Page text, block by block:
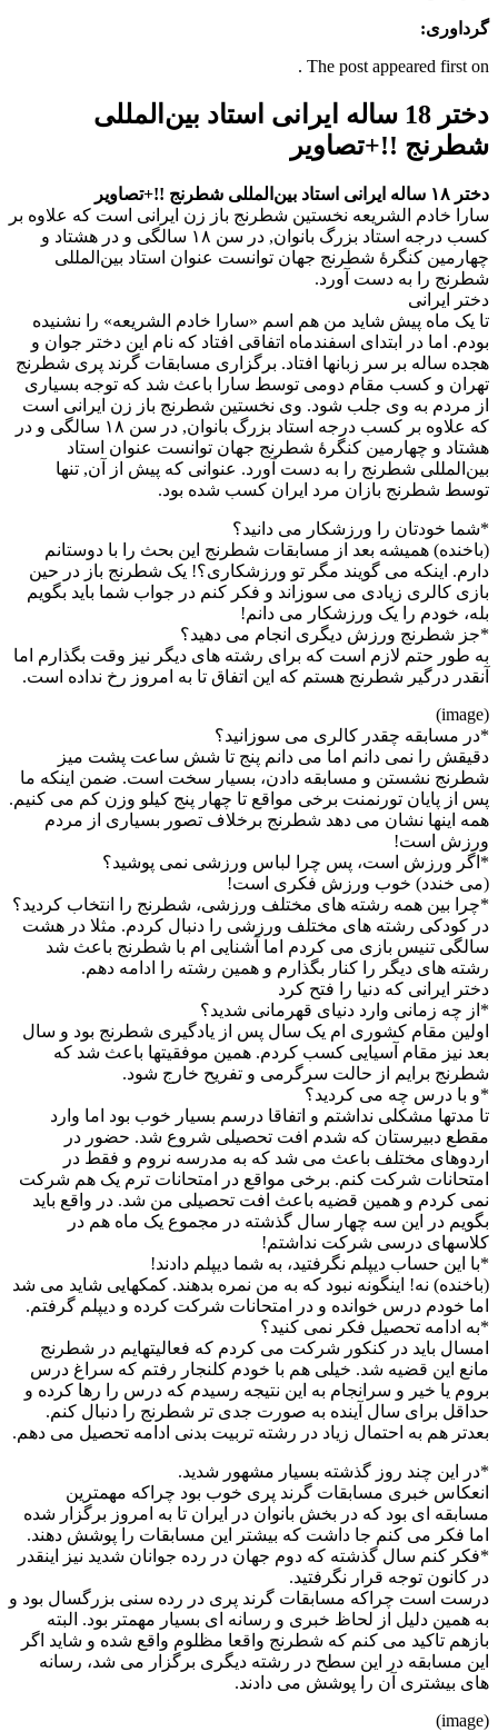
گرداوری:
The post appeared first on .
دختر 18 ساله ایرانی استاد بین‌المللی
شطرنج !!+تصاویر
دختر ۱۸ ساله ایرانی استاد بین‌المللی شطرنج !!+تصاویر
سارا خادم الشریعه نخستین شطرنج باز زن ایرانی است که علاوه بر
کسب درجه استاد بزرگ بانوان, در سن ۱۸ سالگی و در هشتاد و
چهارمین کنگرهٔ شطرنج جهان توانست عنوان استاد بین‌المللی
شطرنج را به دست آورد.
دختر ایرانی
تا یک ماه پیش شاید من هم اسم «سارا خادم الشریعه» را نشنیده
بودم. اما در ابتدای اسفندماه اتفاقی افتاد که نام این دختر جوان و
هجده ساله بر سر زبانها افتاد. برگزاری مسابقات گرند پری شطرنج
تهران و کسب مقام دومی توسط سارا باعث شد که توجه بسیاری
از مردم به وی جلب شود. وی نخستین شطرنج باز زن ایرانی است
که علاوه بر کسب درجه استاد بزرگ بانوان, در سن ۱۸ سالگی و در
هشتاد و چهارمین کنگرهٔ شطرنج جهان توانست عنوان استاد
بین‌المللی شطرنج را به دست آورد. عنوانی که پیش از آن, تنها
توسط شطرنج بازان مرد ایران کسب شده بود.
*شما خودتان را ورزشکار می دانید؟
(باخنده) همیشه بعد از مسابقات شطرنج این بحث را با دوستانم
دارم. اینکه می گویند مگر تو ورزشکاری؟! یک شطرنج باز در حین
بازی کالری زیادی می سوزاند و فکر کنم در جواب شما باید بگویم
بله، خودم را یک ورزشکار می دانم!
*جز شطرنج ورزش دیگری انجام می دهید؟
به طور حتم لازم است که برای رشته های دیگر نیز وقت بگذارم اما
آنقدر درگیر شطرنج هستم که این اتفاق تا به امروز رخ نداده است.
(image)
*در مسابقه چقدر کالری می سوزانید؟
دقیقش را نمی دانم اما می دانم پنج تا شش ساعت پشت میز
شطرنج نشستن و مسابقه دادن، بسیار سخت است. ضمن اینکه ما
پس از پایان تورنمنت برخی مواقع تا چهار پنج کیلو وزن کم می کنیم.
همه اینها نشان می دهد شطرنج برخلاف تصور بسیاری از مردم
ورزش است!
*اگر ورزش است، پس چرا لباس ورزشی نمی پوشید؟
(می خندد) خوب ورزش فکری است!
*چرا بین همه رشته های مختلف ورزشی، شطرنج را انتخاب کردید؟
در کودکی رشته های مختلف ورزشی را دنبال کردم. مثلا در هشت
سالگی تنیس بازی می کردم اما آشنایی ام با شطرنج باعث شد
رشته های دیگر را کنار بگذارم و همین رشته را ادامه دهم.
دختر ایرانی که دنیا را فتح کرد
*از چه زمانی وارد دنیای قهرمانی شدید؟
اولین مقام کشوری ام یک سال پس از یادگیری شطرنج بود و سال
بعد نیز مقام آسیایی کسب کردم. همین موفقیتها باعث شد که
شطرنج برایم از حالت سرگرمی و تفریح خارج شود.
*و با درس چه می کردید؟
تا مدتها مشکلی نداشتم و اتفاقا درسم بسیار خوب بود اما وارد
مقطع دبیرستان که شدم افت تحصیلی شروع شد. حضور در
اردوهای مختلف باعث می شد که به مدرسه نروم و فقط در
امتحانات شرکت کنم. برخی مواقع در امتحانات ترم یک هم شرکت
نمی کردم و همین قضیه باعث افت تحصیلی من شد. در واقع باید
بگویم در این سه چهار سال گذشته در مجموع یک ماه هم در
کلاسهای درسی شرکت نداشتم!
*با این حساب دیپلم نگرفتید، به شما دیپلم دادند!
(باخنده) نه! اینگونه نبود که به من نمره بدهند. کمکهایی شاید می شد
اما خودم درس خوانده و در امتحانات شرکت کرده و دیپلم گرفتم.
*به ادامه تحصیل فکر نمی کنید؟
امسال باید در کنکور شرکت می کردم که فعالیتهایم در شطرنج
مانع این قضیه شد. خیلی هم با خودم کلنجار رفتم که سراغ درس
بروم یا خیر و سرانجام به این نتیجه رسیدم که درس را رها کرده و
حداقل برای سال آینده به صورت جدی تر شطرنج را دنبال کنم.
بعدتر هم به احتمال زیاد در رشته تربیت بدنی ادامه تحصیل می دهم.
*در این چند روز گذشته بسیار مشهور شدید.
انعکاس خبری مسابقات گرند پری خوب بود چراکه مهمترین
مسابقه ای بود که در بخش بانوان در ایران تا به امروز برگزار شده
اما فکر می کنم جا داشت که بیشتر این مسابقات را پوشش دهند.
*فکر کنم سال گذشته که دوم جهان در رده جوانان شدید نیز اینقدر
در کانون توجه قرار نگرفتید.
درست است چراکه مسابقات گرند پری در رده سنی بزرگسال بود و
به همین دلیل از لحاظ خبری و رسانه ای بسیار مهمتر بود. البته
بازهم تاکید می کنم که شطرنج واقعا مظلوم واقع شده و شاید اگر
این مسابقه در این سطح در رشته دیگری برگزار می شد، رسانه
های بیشتری آن را پوشش می دادند.
(image)